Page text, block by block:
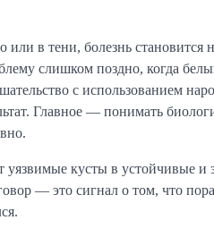
или в тени, болезнь
слишком поздно, когда
с использованием
Главное — понимать
кусты в устойчивые и
— это сигнал о том, что